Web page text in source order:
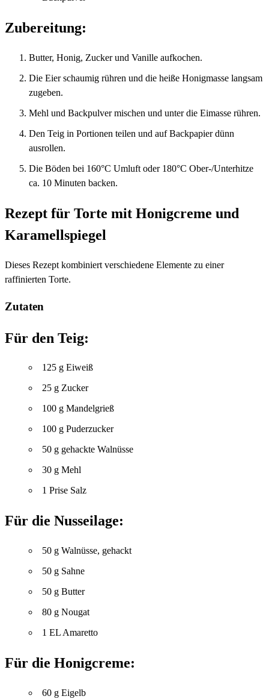
Zubereitung:
Butter, Honig, Zucker und Vanille aufkochen.
Die Eier schaumig rühren und die heiße Honigmasse langsam
zugeben.
Mehl und Backpulver mischen und unter die Eimasse rühren.
Den Teig in Portionen teilen und auf Backpapier dünn
ausrollen.
Die Böden bei 160°C Umluft oder 180°C Ober-/Unterhitze
ca. 10 Minuten backen.
Rezept für Torte mit Honigcreme und
Karamellspiegel
Dieses Rezept kombiniert verschiedene Elemente zu einer
raffinierten Torte.
Zutaten
Für den Teig:
125 g Eiweiß
25 g Zucker
100 g Mandelgrieß
100 g Puderzucker
50 g gehackte Walnüsse
30 g Mehl
1 Prise Salz
Für die Nusseilage:
50 g Walnüsse, gehackt
50 g Sahne
50 g Butter
80 g Nougat
1 EL Amaretto
Für die Honigcreme:
60 g Eigelb